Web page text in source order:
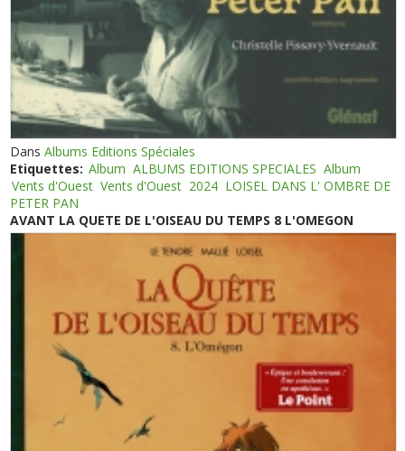
DansAlbums Editions Spéciales
Etiquettes: Album ALBUMS EDITIONS SPECIALES Album
Vents d'Ouest Vents d'Ouest 2024 LOISEL DANS L' OMBRE DE
PETER PAN
AVANT LA QUETE DE L'OISEAU DU TEMPS 8 L'OMEGON